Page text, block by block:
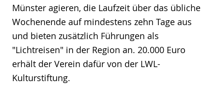
Münster agieren, die Laufzeit über das übliche
Wochenende auf mindestens zehn Tage aus
und bieten zusätzlich Führungen als
"Lichtreisen" in der Region an. 20.000 Euro
erhält der Verein dafür von der LWL-
Kulturstiftung.